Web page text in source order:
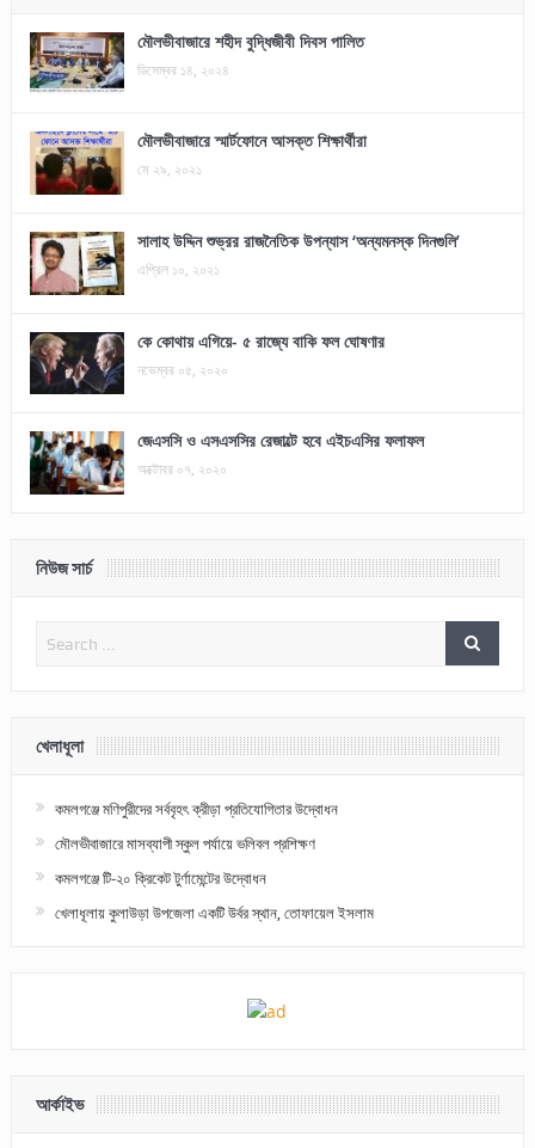
মৌলভীবাজারে শহীদ বুদ্ধিজীবী দিবস পালিত
ডিসেম্বর ১৪, ২০২৪
মৌলভীবাজারে স্মার্টফোনে আসক্ত শিক্ষার্থীরা
মে ২৯, ২০২১
সালাহ উদ্দিন শুভ্রর রাজনৈতিক উপন্যাস ‘অন্যমনস্ক দিনগুলি’
এপ্রিল ১০, ২০২১
কে কোথায় এগিয়ে- ৫ রাজ্যে বাকি ফল ঘোষণার
নভেম্বর ০৫, ২০২০
জেএসসি ও এসএসসির রেজাল্টে হবে এইচএসির ফলাফল
অক্টোবর ০৭, ২০২০
নিউজ সার্চ
খেলাধূলা
কমলগঞ্জে মণিপুরীদের সর্ববৃহৎ ক্রীড়া প্রতিযোগিতার উদ্বোধন
মৌলভীবাজারে মাসব্যাপী স্কুল পর্যায়ে ভলিবল প্রশিক্ষণ
কমলগঞ্জে টি-২০ ক্রিকেট টুর্ণামেন্টের উদ্বোধন
খেলাধূলায় কুলাউড়া উপজেলা একটি উর্বর স্থান, তোফায়েল ইসলাম
আর্কাইভ